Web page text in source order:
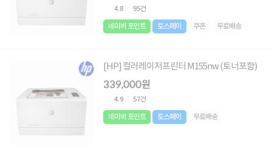
4.8 95건
네이버 포인트 토스페이 쿠폰 무료배송
[HP] 컬러레이저프린터 M155nw (토너포함)
339,000원
4.9 57건
네이버 포인트 토스페이 무료배송